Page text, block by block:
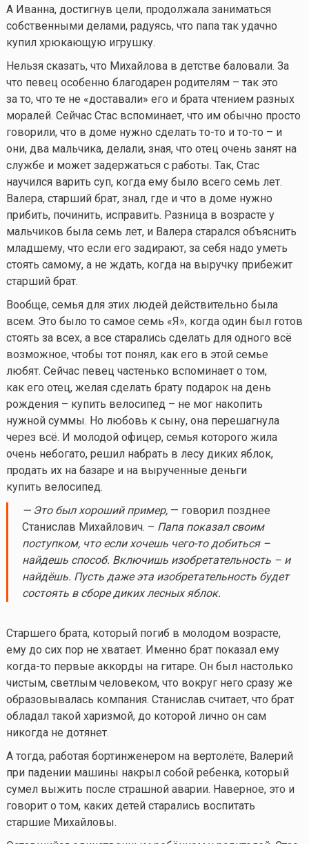
А Иванна, достигнув цели, продолжала заниматься
собственными делами, радуясь, что папа так удачно
купил хрюкающую игрушку.
Нельзя сказать, что Михайлова в детстве баловали. За
что певец особенно благодарен родителям – так это
за то, что те не «доставали» его и брата чтением разных
моралей. Сейчас Стас вспоминает, что им обычно просто
говорили, что в доме нужно сделать то-то и то-то – и
они, два мальчика, делали, зная, что отец очень занят на
службе и может задержаться с работы. Так, Стас
научился варить суп, когда ему было всего семь лет.
Валера, старший брат, знал, где и что в доме нужно
прибить, починить, исправить. Разница в возрасте у
мальчиков была семь лет, и Валера старался объяснить
младшему, что если его задирают, за себя надо уметь
стоять самому, а не ждать, когда на выручку прибежит
старший брат.
Вообще, семья для этих людей действительно была
всем. Это было то самое семь «Я», когда один был готов
стоять за всех, а все старались сделать для одного всё
возможное, чтобы тот понял, как его в этой семье
любят. Сейчас певец частенько вспоминает о том,
как его отец, желая сделать брату подарок на день
рождения – купить велосипед – не мог накопить
нужной суммы. Но любовь к сыну, она перешагнула
через всё. И молодой офицер, семья которого жила
очень небогато, решил набрать в лесу диких яблок,
продать их на базаре и на вырученные деньги
купить велосипед.
— Это был хороший пример,— говорил позднее
Станислав Михайлович. – Папа показал своим
поступком, что если хочешь чего-тодобиться –
найдешь способ. Включишь изобретательность – и
найдёшь. Пусть даже эта изобретательность будет
состоять в сборе диких лесных яблок.
Старшего брата, который погиб в молодом возрасте,
ему до сих пор не хватает. Именно брат показал ему
когда-то первые аккорды на гитаре. Он был настолько
чистым, светлым человеком, что вокруг него сразу же
образовывалась компания. Станислав считает, что брат
обладал такой харизмой, до которой лично он сам
никогда не дотянет.
А тогда, работая бортинженером на вертолёте, Валерий
при падении машины накрыл собой ребенка, который
сумел выжить после страшной аварии. Наверное, это и
говорит о том, каких детей старались воспитать
старшие Михайловы.